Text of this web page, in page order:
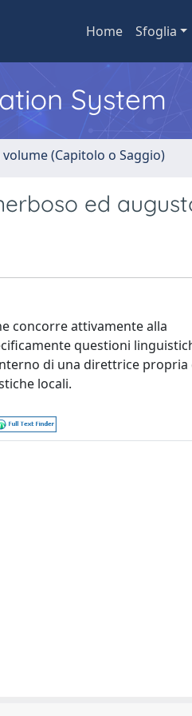
Home Sfoglia
System
(Capitolo o Saggio)
ed
concorre attivamente alla
questioni
di una direttrice propria
locali.